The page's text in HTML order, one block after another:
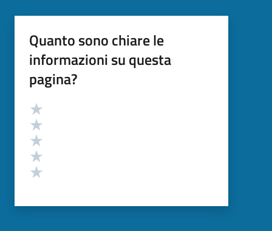
Quanto sono chiare le
informazioni su questa
pagina?
Valutazione